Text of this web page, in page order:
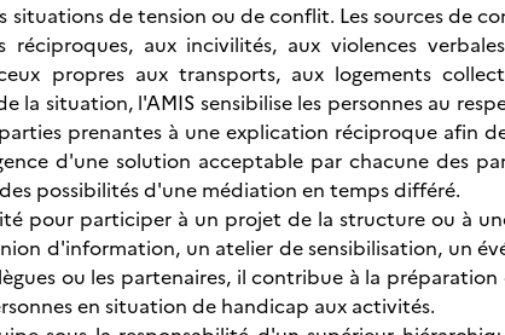
situations de tension ou de conflit. Les sources de
réciproques, aux incivilités, aux violences
propres aux transports, aux logements
la situation, l'AMIS sensibilise les personnes au
prenantes à une explication réciproque afin
d'une solution acceptable par chacune des
possibilités d'une médiation en temps différé.
pour participer à un projet de la structure ou à
d'information, un atelier de sensibilisation, un
ou les partenaires, il contribue à la
en situation de handicap aux activités.